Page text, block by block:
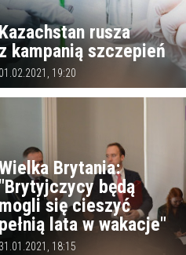
Kazachstan rusza
z kampanią szczepień
01.02.2021, 19:20
Brytania:
"Brytyjczycy będą
mogli się cieszyć
pełnią lata w wakacje"
31.01.2021, 18:15